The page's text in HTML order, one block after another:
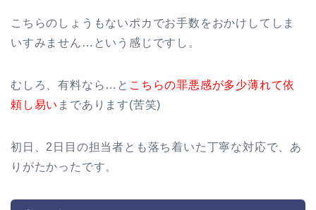
こちらのしょうもないポカでお手数をおかけしてしま
いすみません…という感じですし。
むしろ、有料なら…と こちらの罪悪感が多少薄れて依
頼し易い まであります(苦笑)
初日、2日目の担当者とも落ち着いた丁寧な対応で、あ
りがたかったです。